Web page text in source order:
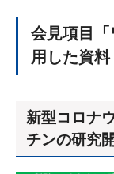
会見項目
用した資料
新型コロナ
チンの研究